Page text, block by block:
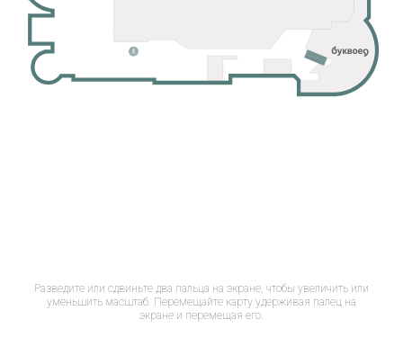
Разведите или сдвиньте два пальца на экране, чтобы увеличить или
уменьшить масштаб. Перемещайте карту удерживая палец на
экране и перемещая его.